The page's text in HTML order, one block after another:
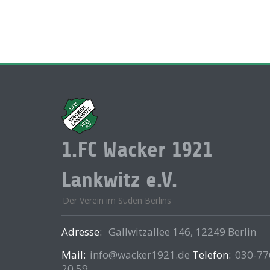
1.FC Wacker 1921
Lankwitz e.V.
Der Verein im Süden Berlins
Adresse: Gallwitzallee 146, 12249 Berlin
Mail: info@wacker1921.de Telefon: 030-